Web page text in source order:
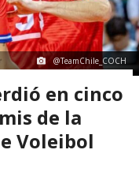
@TeamChile_COCH
en cinco
de la
Voleibol